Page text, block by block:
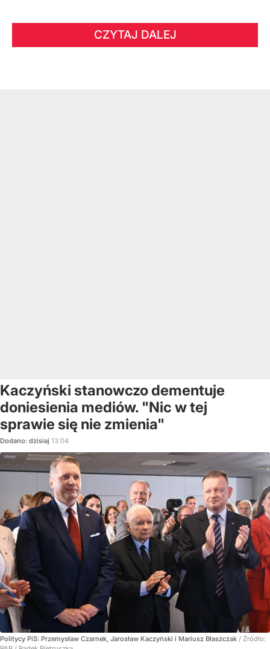
CZYTAJ DALEJ
Kaczyński stanowczo dementuje
doniesienia mediów. "Nic w tej
sprawie się nie zmienia"
Dodano: dzisiaj 13:04
Politycy PiS: Przemysław Czarnek, Jarosław Kaczyński i Mariusz Błaszczak / Źródło: